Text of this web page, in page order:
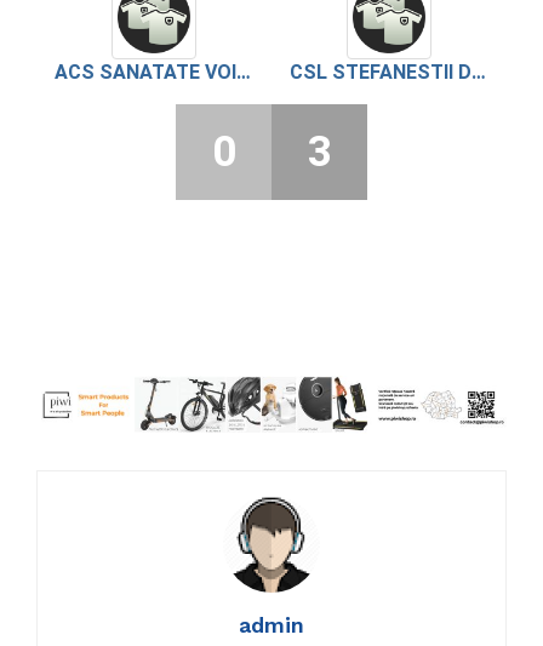
ACS SANATATE VOINTA BUFTEA CSL STEFANESTII DE JOS
0 3
admin